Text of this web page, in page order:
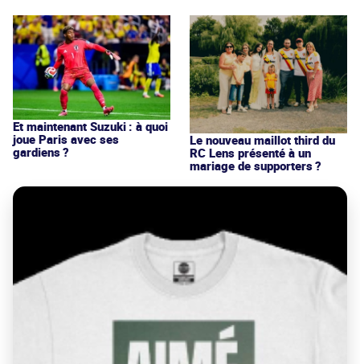
Et maintenant Suzuki : à quoi
joue Paris avec ses
gardiens ?
Le nouveau maillot third du
RC Lens présenté à un
mariage de supporters ?